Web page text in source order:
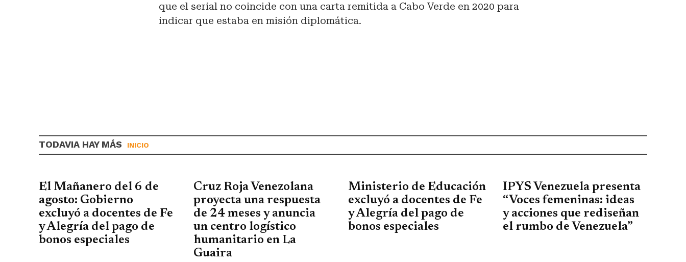
que el serial no coincide con una carta remitida a Cabo Verde en 2020 para
indicar que estaba en misión diplomática.
TODAVIA HAY MÁS INICIO
El Mañanero del 6 de
agosto: Gobierno
excluyó a docentes de Fe
y Alegría del pago de
bonos especiales
Cruz Roja Venezolana
proyecta una respuesta
de 24 meses y anuncia
un centro logístico
humanitario en La
Guaira
Ministerio de Educación
excluyó a docentes de Fe
y Alegría del pago de
bonos especiales
IPYS Venezuela presenta
“Voces femeninas: ideas
y acciones que rediseñan
el rumbo de Venezuela”